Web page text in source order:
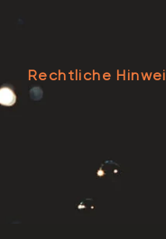
Rechtliche